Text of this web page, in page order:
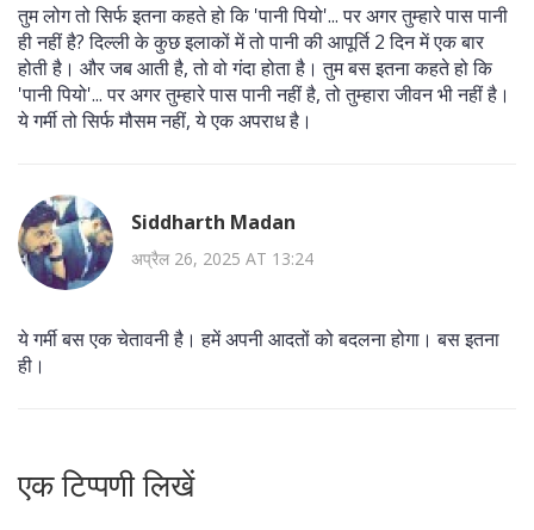
तुम लोग तो सिर्फ इतना कहते हो कि 'पानी पियो'... पर अगर तुम्हारे पास पानी
ही नहीं है? दिल्ली के कुछ इलाकों में तो पानी की आपूर्ति 2 दिन में एक बार
होती है। और जब आती है, तो वो गंदा होता है। तुम बस इतना कहते हो कि
'पानी पियो'... पर अगर तुम्हारे पास पानी नहीं है, तो तुम्हारा जीवन भी नहीं है।
ये गर्मी तो सिर्फ मौसम नहीं, ये एक अपराध है।
Siddharth Madan
अप्रैल 26, 2025 AT 13:24
ये गर्मी बस एक चेतावनी है। हमें अपनी आदतों को बदलना होगा। बस इतना
ही।
एक टिप्पणी लिखें